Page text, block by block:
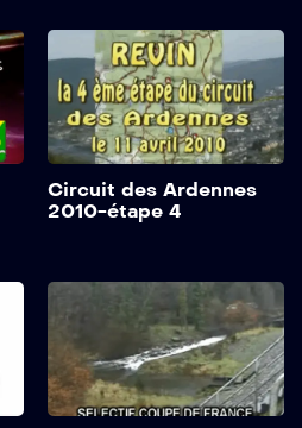
Circuit des Ardennes
2010-étape 4